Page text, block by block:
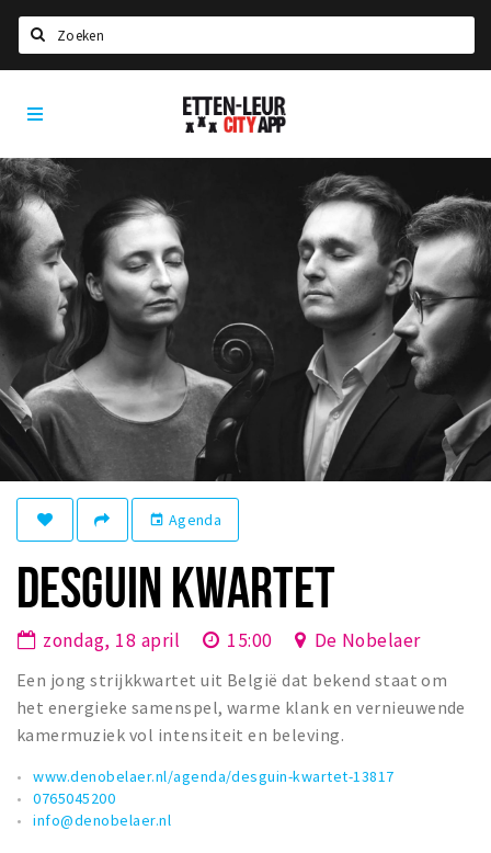
Home
Agenda
Deals
Party pics
Nieuws, interviews & blogs
Eten
Drinken
Slapen
Recreatief
Winkels
Winkelgebieden
Bezienswaardigheden
Musea, theaters & podia
Uitjes & activiteiten
Toeristische routes
Baroniepoorten
Sport
Etten-
Leur
event Agenda
DESGUIN KWARTET
zondag, 18 april 15:00 De Nobelaer
Een jong strijkkwartet uit België dat bekend staat om
het energieke samenspel, warme klank en vernieuwende
kamermuziek vol intensiteit en beleving.
www.denobelaer.nl/agenda/desguin-kwartet-13817
0765045200
info@denobelaer.nl